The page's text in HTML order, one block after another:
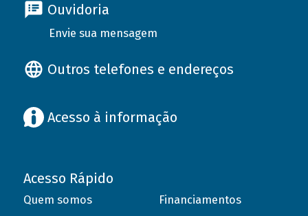
Ouvidoria
Envie sua mensagem
Outros telefones e endereços
Acesso à informação
Acesso Rápido
Quem somos
Financiamentos